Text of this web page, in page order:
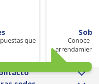
que
Conoce